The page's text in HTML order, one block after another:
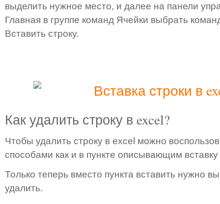
выделить нужное место, и далее на панели
Главная в группе команд Ячейки выбрать
Вставить строку.
Как удалить строку в excel?
Чтобы удалить строку в excel можно
способами как и в пункте описывающим вставку
Только теперь вместо пункта вставить нужно
удалить.